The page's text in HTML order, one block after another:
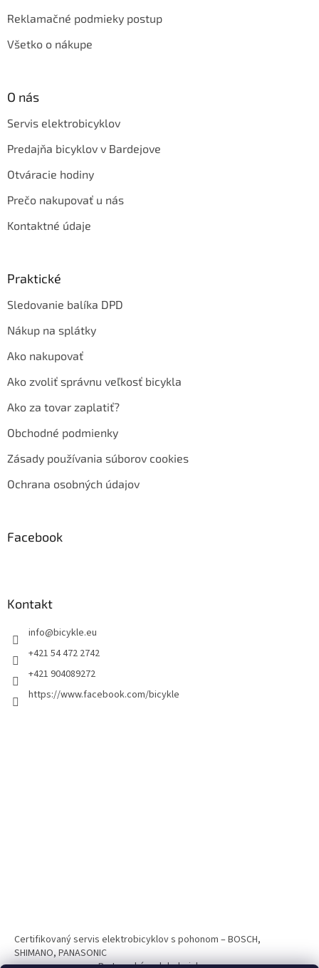
Reklamačné podmieky postup
Všetko o nákupe
O nás
Servis elektrobicyklov
Predajňa bicyklov v Bardejove
Otváracie hodiny
Prečo nakupovať u nás
Kontaktné údaje
Praktické
Sledovanie balíka DPD
Nákup na splátky
Ako nakupovať
Ako zvoliť správnu veľkosť bicykla
Ako za tovar zaplatiť?
Obchodné podmienky
Zásady používania súborov cookies
Ochrana osobných údajov
Facebook
Kontakt
info@bicykle.eu
+421 54 472 2742
+421 904089272
https://www.facebook.com/bicykle
Certifikovaný servis elektrobicyklov s pohonom – BOSCH,
SHIMANO, PANASONIC